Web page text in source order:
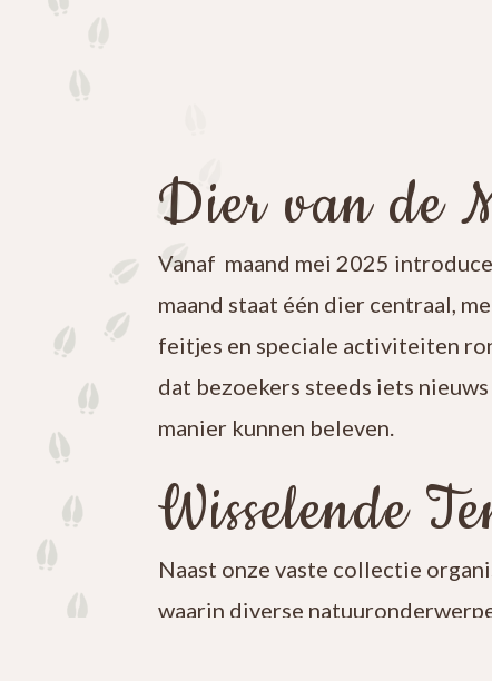
Dier van de
Vanaf maand mei 2025
maand staat één dier centraal,
feitjes en speciale activiteiten
dat bezoekers steeds iets
manier kunnen beleven.
Wisselende
Naast onze vaste collectie
waarin diverse